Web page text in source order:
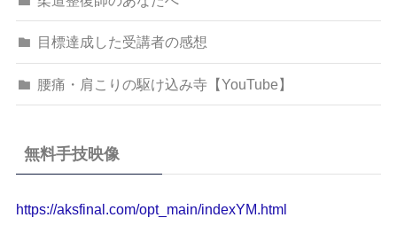
目標達成した受講者の感想
腰痛・肩こりの駆け込み寺【YouTube】
無料手技映像
https://aksfinal.com/opt_main/indexYM.html